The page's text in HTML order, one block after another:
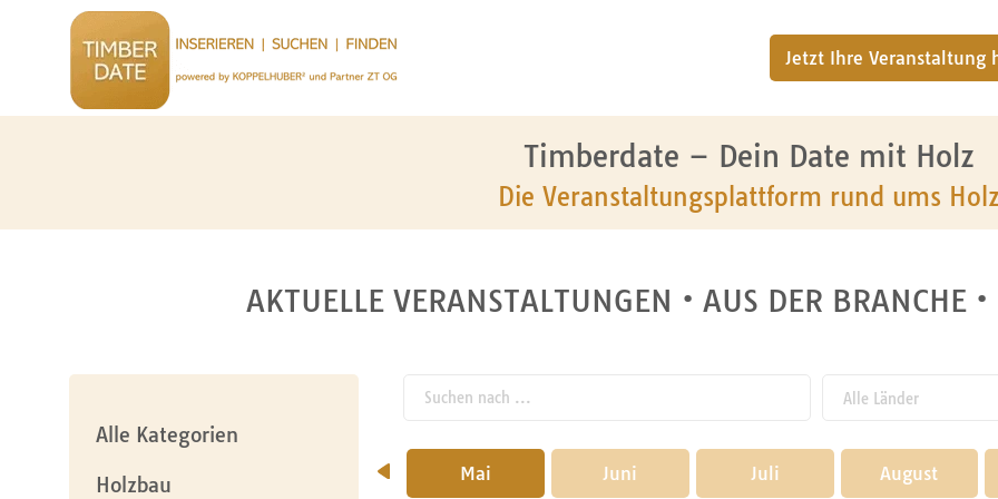
Jetzt Ihre Veranstaltung
Timberdate – Dein Date mit Holz
Die Veranstaltungsplattform rund ums Holz
AKTUELLE VERANSTALTUNGEN • AUS DER BRANCHE
Alle Kategorien
Holzbau
Suchen nach ...
pw_l
Mai Juni Juli August